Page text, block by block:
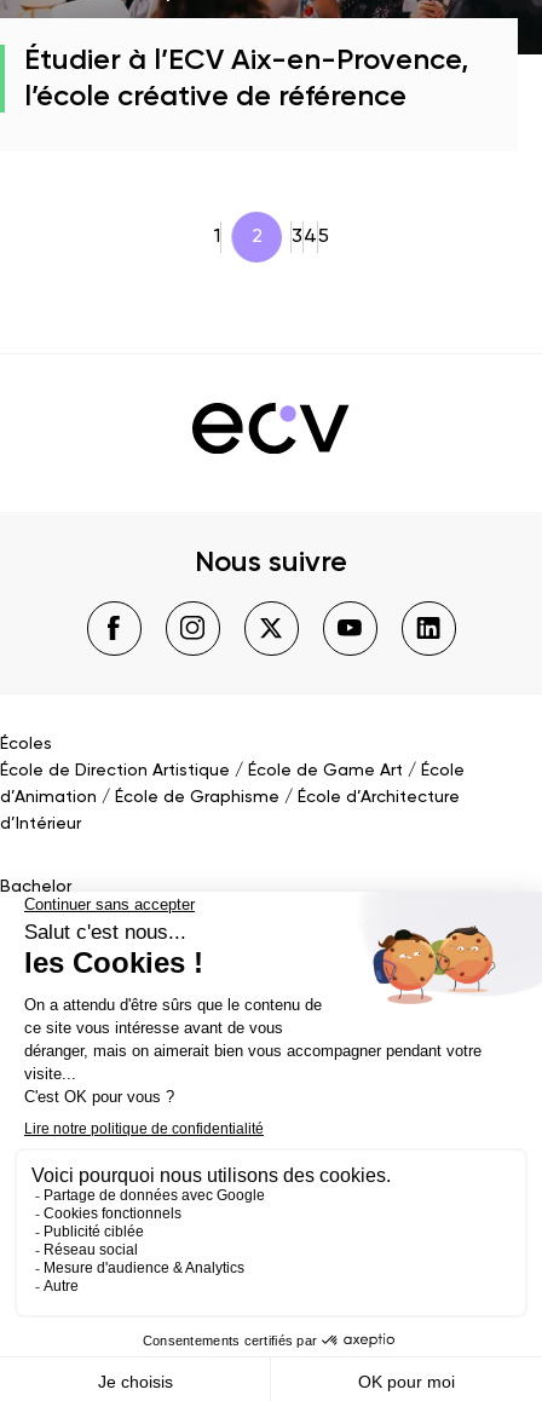
Étudier à l’ECV Aix-en-Provence,
l’école créative de référence
1 2 345
Nous suivre
Écoles
École de Direction Artistique
École de Game Art
École
d’Animation
École de Graphisme
École d’Architecture
d’Intérieur
Bachelor
Bachelor Design Graphique
Bachelor Conception UI (en alternance)
Bachelor Cinéma
d’Animation 2D/3D
Bachelor Game
Interactive Design
Mastère
Mastères en Direction Artistique
&
(en alternance)
Mastère Webdesigner (en alternance)
Établissement d’enseignement supérieur privé - ECV 2019 ©
Mentions légales
Politique de confidentialité
La Jungle